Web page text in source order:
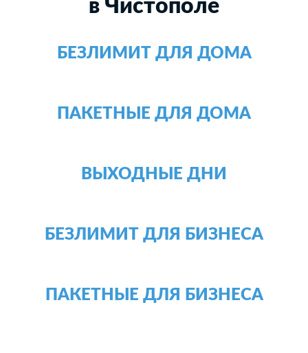
в Чистополе
БЕЗЛИМИТ ДЛЯ ДОМА
ПАКЕТНЫЕ ДЛЯ ДОМА
ВЫХОДНЫЕ ДНИ
БЕЗЛИМИТ ДЛЯ БИЗНЕСА
ПАКЕТНЫЕ ДЛЯ БИЗНЕСА